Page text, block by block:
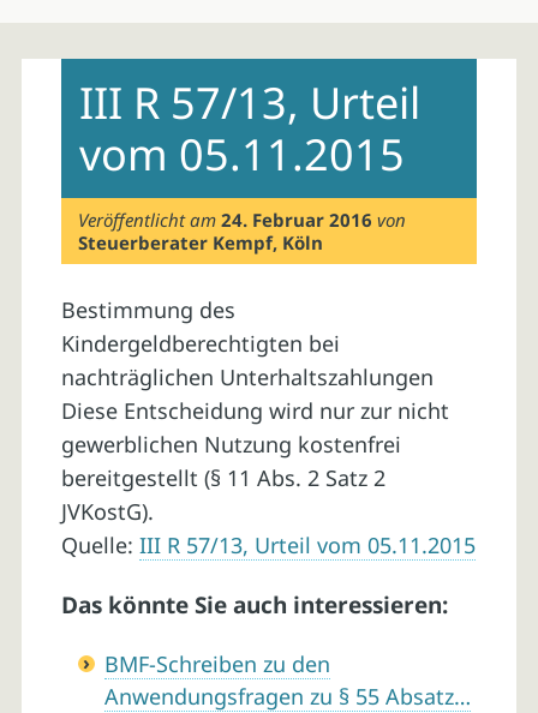
contentIII R 57/13, Urteil
vom 05.11.2015
Veröffentlicht am24. Februar 2016 von
Steuerberater Kempf, Köln
Bestimmung des
Kindergeldberechtigten bei
nachträglichen Unterhaltszahlungen
Diese Entscheidung wird nur zur nicht
gewerblichen Nutzung kostenfrei
bereitgestellt (§ 11 Abs. 2 Satz 2
JVKostG).
Quelle: III R 57/13, Urteil vom 05.11.2015
Das könnte Sie auch interessieren:
BMF-Schreiben zu den
Anwendungsfragen zu § 55 Absatz…